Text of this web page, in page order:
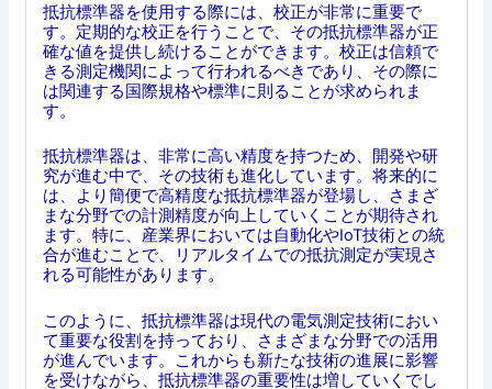
抵抗標準器を使用する際には、校正が非常に重要で
す。定期的な校正を行うことで、その抵抗標準器が正
確な値を提供し続けることができます。校正は信頼で
きる測定機関によって行われるべきであり、その際に
は関連する国際規格や標準に則ることが求められま
す。
抵抗標準器は、非常に高い精度を持つため、開発や研
究が進む中で、その技術も進化しています。将来的に
は、より簡便で高精度な抵抗標準器が登場し、さまざ
まな分野での計測精度が向上していくことが期待され
ます。特に、産業界においては自動化やIoT技術との統
合が進むことで、リアルタイムでの抵抗測定が実現さ
れる可能性があります。
このように、抵抗標準器は現代の電気測定技術におい
て重要な役割を持っており、さまざまな分野での活用
が進んでいます。これからも新たな技術の進展に影響
を受けながら、抵抗標準器の重要性は増していくでし